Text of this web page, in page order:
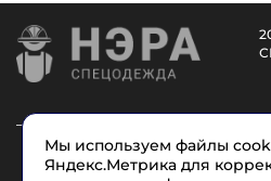
Каталог Услуги О
Размеры
Условные
Мы используем файлы
Яндекс.Метрика для